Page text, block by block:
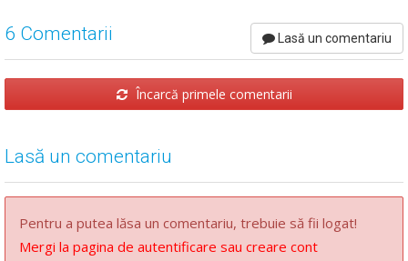
6 Comentarii Lasă un comentariu
Încarcă primele comentarii
Lasă un comentariu
Pentru a putea lăsa un comentariu, trebuie să fii logat!
Mergi la pagina de autentificare sau creare cont